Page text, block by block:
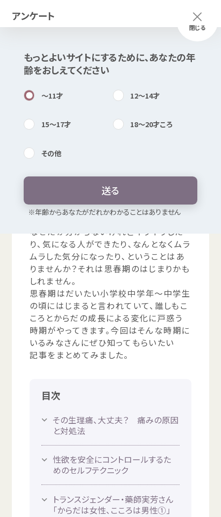
内検索
お気に入り
つかいかた サイトについて
気持ちをはきだす
気に入り お知らせ
利用規約 寄付のお願い
© Mex
ふりがな つかいかた メニュー
閉じる
アンケート
もっとよいサイトにするために、あなたの年
齢をおしえてください
〜11才 12〜14才
15〜17才 18〜20才ころ
その他
送る
※年齢からあなたがだれかわかることはありません
女子
性感染症
なぜだか 分 からないけれどイライラした
り、 気になる人ができたり、なんとなくムラ
ムラした気分になったり、ということはあ
りませんか？それは思春期 のはじまりかも
しれません。
思春期 はだいたい小学校中学年～中学生
の頃にはじまると言われていて、 誰しもこ
ころとからだの成長による変化に戸惑う
時期がやってきます。今回はそんな時期に
いるみなさんにぜひ知ってもらいたい
記事をまとめてみました。
目次
その生理痛、 大丈夫？痛みの原因
と対処法
性欲を安全にコントロールするた
めのセルフテクニック
トランスジェンダー・藥師実芳さん
「からだは女性、こころは男性①」